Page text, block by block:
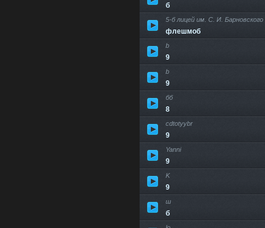
б
5-б лицей им. С. И. Барновского
флешмоб
b
9
b
9
бб
8
cdtotyybr
9
Yanni
9
K
9
ш
б